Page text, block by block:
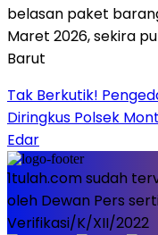
Tak Berkutik!
Diringkus Polsek
Edar
1tulah.com sudah
oleh Dewan Pers
Verifikasi/K/XII/2022